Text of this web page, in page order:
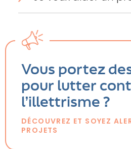
Vous portez
pour lutter
l’illettrisme ?
DÉCOUVREZ ET SOYEZ
PROJETS